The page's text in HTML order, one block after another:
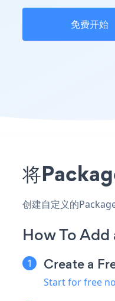
免费开始
将
创建自定义的
How To Add
Create a
Start for free